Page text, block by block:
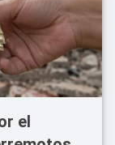
el